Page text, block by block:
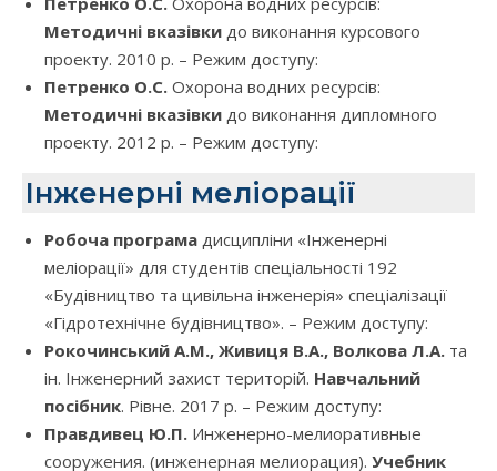
Методичні вказівки до виконання курсового
проекту. 2010 р. – Режим доступу:
Петренко О.С. Охорона водних ресурсів:
Методичні вказівки до виконання дипломного
проекту. 2012 р. – Режим доступу:
Інженерні меліорації
Робоча програма дисципліни «Інженерні
меліорації» для студентів спеціальності 192
«Будівництво та цивільна інженерія» спеціалізації
«Гідротехнічне будівництво». – Режим доступу:
Рокочинський А.М., Живиця В.А., Волкова Л.А. та
ін. Інженерний захист територій. Навчальний
посібник. Рівне. 2017 р. – Режим доступу:
Правдивец Ю.П. Инженерно-мелиоративные
сооружения. (инженерная мелиорация). Учебник